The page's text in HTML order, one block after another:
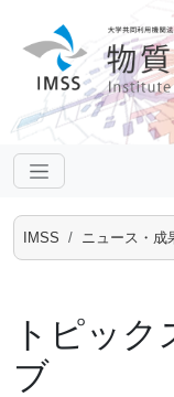
IMSS ニュース・成
トピック
ブ